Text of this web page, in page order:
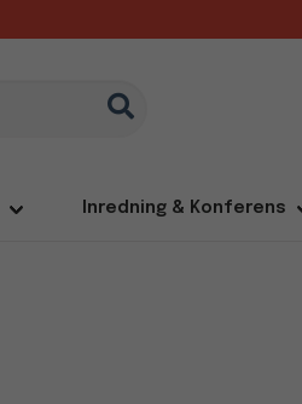
Inredning & Konferens